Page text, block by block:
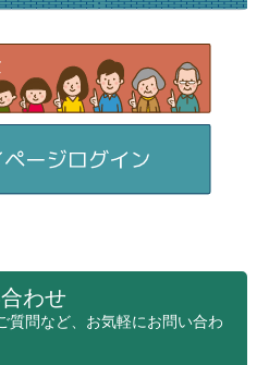
わせ
質問など、お気軽にお問い合わ